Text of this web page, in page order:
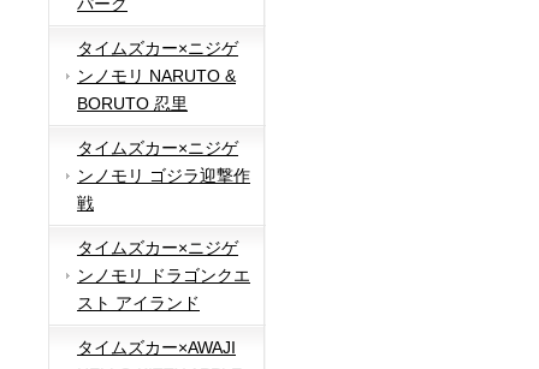
パーク
タイムズカー×ニジゲ
ンノモリ NARUTO &
BORUTO 忍里
タイムズカー×ニジゲ
ンノモリ ゴジラ迎撃作
戦
タイムズカー×ニジゲ
ンノモリ ドラゴンクエ
スト アイランド
タイムズカー×AWAJI